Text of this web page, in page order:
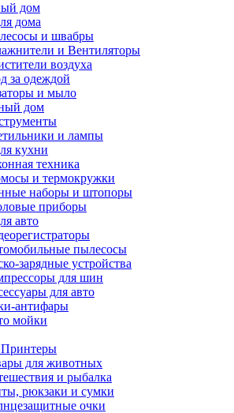
дом
дома
и швабры
и Вентиляторы
воздуха
за одеждой
и мыло
дом
и лампы
кухни
техника
и термокружки
наборы и штопоры
приборы
авто
пылесосы
зарядные устройства
для шин
для авто
антифары
мойки
для животных
и рыбалка
рюкзаки и сумки
очки